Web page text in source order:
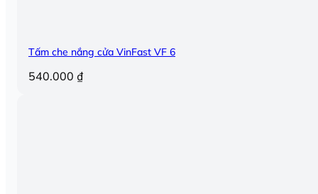
Tấm che nắng cửa VinFast VF 6
540.000 ₫